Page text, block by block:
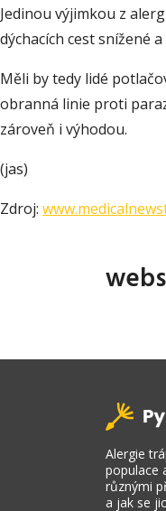
Jedinou výjimkou z
dýchacích cest snížené
Měli by tedy lidé
obranná linie proti
zároveň i výhodou.
(jas)
Zdroj:
Alergie
populace
různými
a jak se